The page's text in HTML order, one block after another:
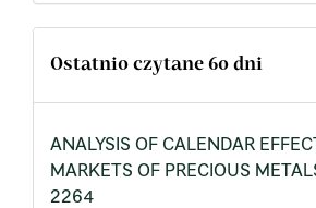
Ostatnio czytane 60 dni
ANALYSIS OF CALENDAR
MARKETS OF PRECIOUS
2264